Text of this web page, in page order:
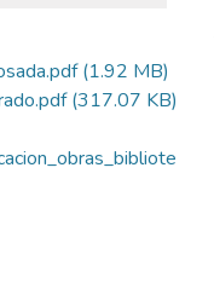
(1.92 MB)
(317.07 KB)